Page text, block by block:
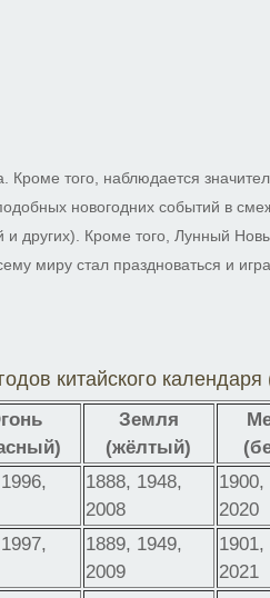
Кроме того, наблюдается
новогодних событий в
и других). Кроме того, Лунный
миру стал праздноваться и
китайского
Земля
(жёлтый)
1888, 1948,
2008
1900,
2020
1889, 1949,
2009
1901,
2021